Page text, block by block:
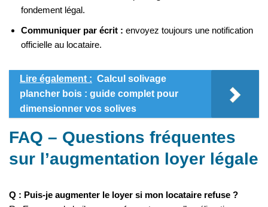
fondement légal.
Communiquer par écrit : envoyez toujours une notification
officielle au locataire.
Lire également : Calcul solivage
plancher bois : guide complet pour
dimensionner vos solives
FAQ – Questions fréquentes
sur l’augmentation loyer légale
Q : Puis-je augmenter le loyer si mon locataire refuse ?